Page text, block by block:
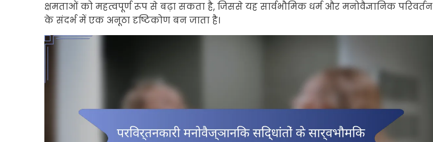
क्षमताओं को महत्वपूर्ण रूप से बढ़ा सकता है, जिससे यह सार्वभौमिक धर्म और मनोवैज्ञानिक परिवर्तन
के संदर्भ में एक अनूठा दृष्टिकोण बन जाता है।